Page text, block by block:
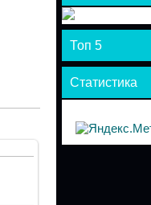
Топ 5
Статистика